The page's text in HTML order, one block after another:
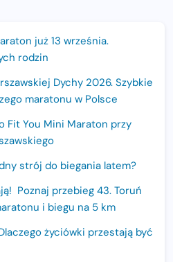
już 13 września.
rodzin
Dychy 2026. Szybkie
maratonu w Polsce
Fit You Mini Maraton przy
strój do biegania latem?
Poznaj przebieg 43. Toruń
i biegu na 5 km
życiówki przestają być